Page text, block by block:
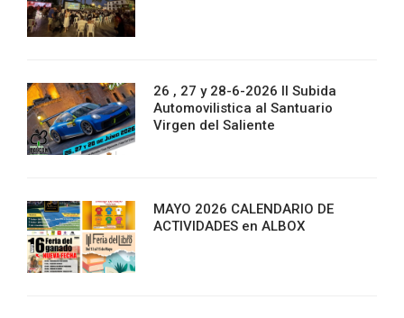
26 , 27 y 28-6-2026 II Subida
Automovilistica al Santuario
Virgen del Saliente
MAYO 2026 CALENDARIO DE
ACTIVIDADES en ALBOX